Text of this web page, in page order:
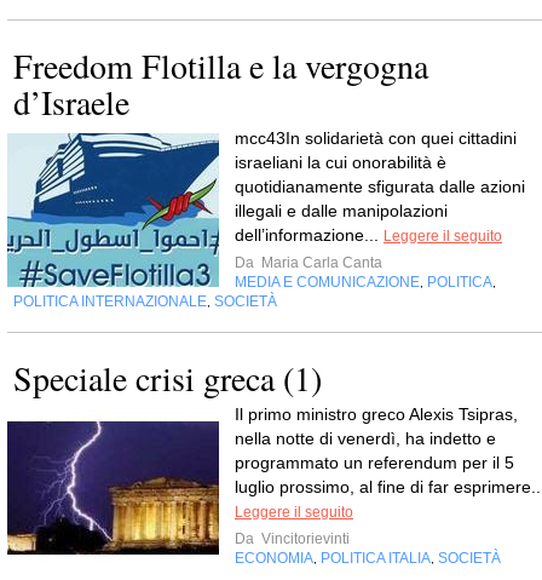
Freedom Flotilla e la vergogna
d’Israele
mcc43In solidarietà con quei cittadini
israeliani la cui onorabilità è
quotidianamente sfigurata dalle azioni
illegali e dalle manipolazioni
dell’informazione... Leggere il seguito
Da Maria Carla Canta
MEDIA E COMUNICAZIONE, POLITICA,
POLITICA INTERNAZIONALE, SOCIETÀ
Speciale crisi greca (1)
Il primo ministro greco Alexis Tsipras,
nella notte di venerdì, ha indetto e
programmato un referendum per il 5
luglio prossimo, al fine di far
Leggere il seguito
Da Vincitorievinti
ECONOMIA, POLITICA ITALIA, SOCIETÀ